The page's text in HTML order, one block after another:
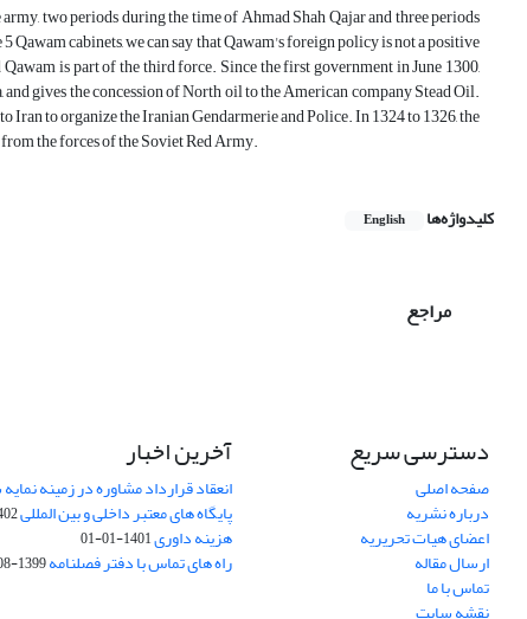
two periods during the time of Ahmad Shah Qajar and three periods
cabinets, we can say that Qawam's foreign policy is not a positive
is part of the third force. Since the first government in June 1300,
gives the concession of North oil to the American company Stead Oil.
to organize the Iranian Gendarmerie and Police. In 1324 to 1326, the
the forces of the Soviet Red Army.
کلیدواژه‌ها English
مراجع
دسترسی سریع
صفحه اصلی
درباره نشریه
اعضای هیات تحریریه
ارسال مقاله
تماس با ما
آخرین اخبار
انعقاد قرارداد مشاوره در زمینه
پایگاه های معتبر داخلی و بین المللی28
هزینه داوری1401-01-01
راه های تماس با دفتر فصلنامه1399-08-20